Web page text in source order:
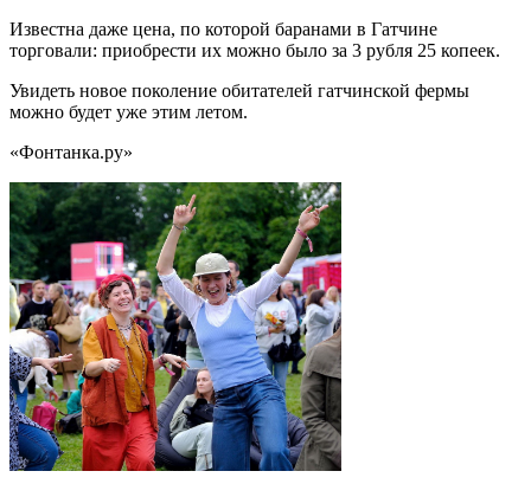
Известна даже цена, по которой баранами в Гатчине
торговали: приобрести их можно было за 3 рубля 25 копеек.
Увидеть новое поколение обитателей гатчинской фермы
можно будет уже этим летом.
«Фонтанка.ру»